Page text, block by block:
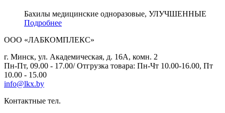
Бахилы медицинские одноразовые, УЛУЧШЕННЫЕ
Подробнее
ООО «ЛАБКОМПЛЕКС»
г. Минск, ул. Академическая, д. 16А, комн. 2
Пн-Пт, 09.00 - 17.00/ Отгрузка товара: Пн-Чт 10.00-16.00, Пт
10.00 - 15.00
info@lkx.by
Контактные тел.